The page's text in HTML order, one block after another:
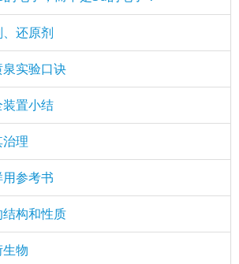
还原剂
实验口诀
置小结
理
参考书
构和性质
物